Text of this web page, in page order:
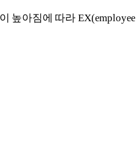
아짐에 따라 EX(employee